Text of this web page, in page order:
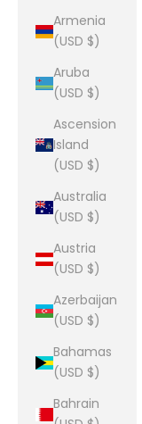
Armenia
(USD $)
Aruba
(USD $)
Ascension
Island
(USD $)
Australia
(USD $)
Austria
(USD $)
Azerbaijan
(USD $)
Bahamas
(USD $)
Bahrain